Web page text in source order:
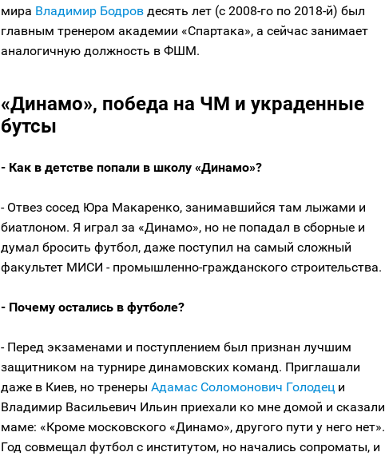
мира Владимир Бодров десять лет (с 2008-го по 2018-й) был
главным тренером академии «Спартака», а сейчас занимает
аналогичную должность в ФШМ.
«Динамо», победа на ЧМ и украденные
бутсы
- Как в детстве попали в школу «Динамо»?
- Отвез сосед Юра Макаренко, занимавшийся там лыжами и
биатлоном. Я играл за «Динамо», но не попадал в сборные и
думал бросить футбол, даже поступил на самый сложный
факультет МИСИ - промышленно-гражданского строительства.
- Почему остались в футболе?
- Перед экзаменами и поступлением был признан лучшим
защитником на турнире динамовских команд. Приглашали
даже в Киев, но тренеры Адамас Соломонович Голодец и
Владимир Васильевич Ильин приехали ко мне домой и сказали
маме: «Кроме московского «Динамо», другого пути у него нет».
Год совмещал футбол с институтом, но начались сопроматы, и